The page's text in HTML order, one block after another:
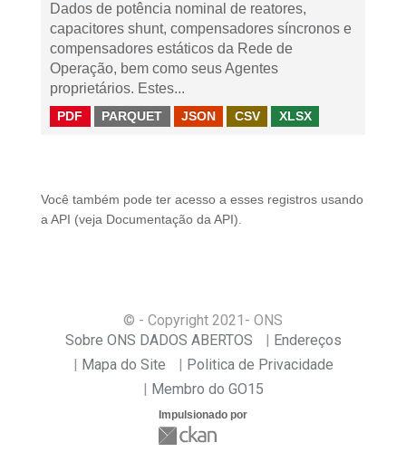
Dados de potência nominal de reatores,
capacitores shunt, compensadores síncronos e
compensadores estáticos da Rede de
Operação, bem como seus Agentes
proprietários. Estes...
PDF PARQUET JSON CSV XLSX
Você também pode ter acesso a esses registros usando
a API (veja Documentação da API ).
© - Copyright 2021 - ONS
Sobre ONS DADOS ABERTOS
Endereços
Mapa do Site
Politica de Privacidade
Membro do GO15
Impulsionado por